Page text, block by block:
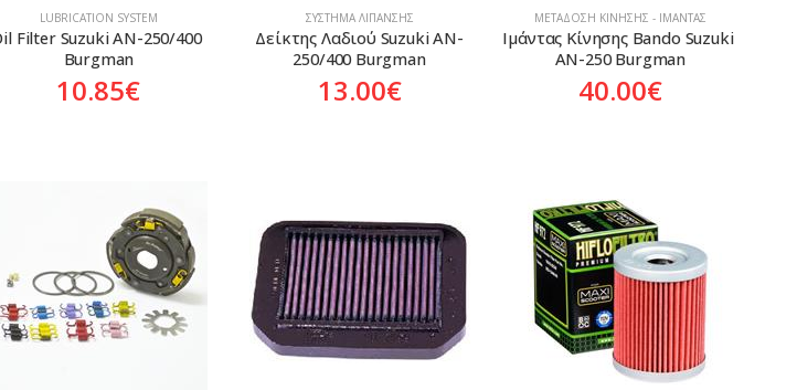
LUBRICATION SYSTEM
Filter Suzuki AN-250/400
Burgman
10.85€
ΣΎΣΤΗΜΑ ΛΊΠΑΝΣΗΣ
Δείκτης Λαδιού Suzuki AN-
250/400 Burgman
13.00€
ΜΕΤΆΔΟΣΗ ΚΊΝΗΣΗΣ - ΙΜΆΝΤΑΣ
Ιμάντας Κίνησης Bando Suzuki
AN-250 Burgman
40.00€